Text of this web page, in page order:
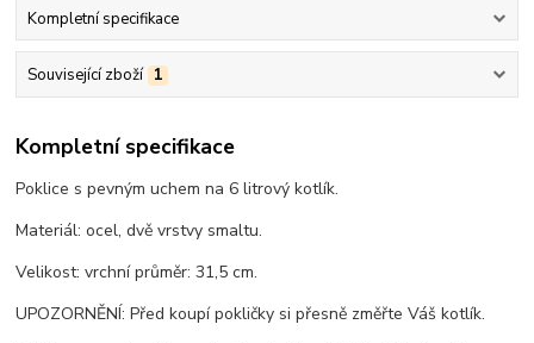
Kompletní specifikace
Související zboží 1
Kompletní specifikace
Poklice s pevným uchem na 6 litrový kotlík.
Materiál: ocel, dvě vrstvy smaltu.
Velikost: vrchní průměr: 31,5 cm.
UPOZORNĚNÍ: Před koupí pokličky si přesně změřte Váš kotlík.